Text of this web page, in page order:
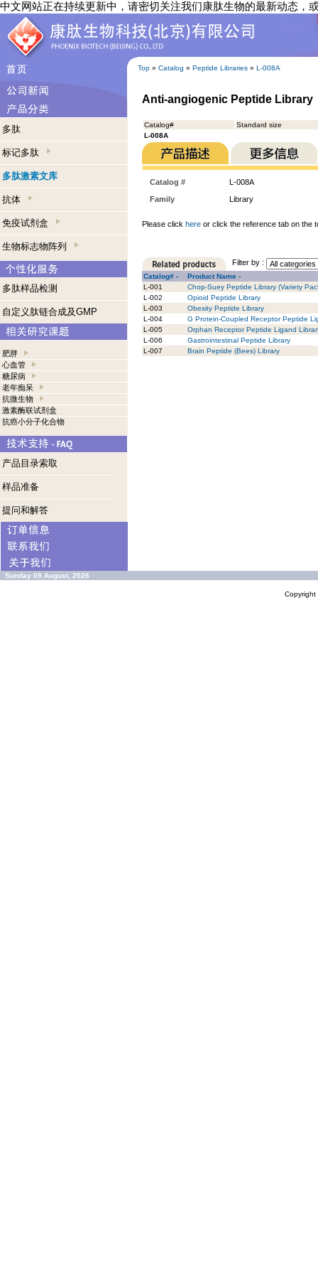
中文网站正在持续更新中，请密切关注我们康肽生物的最新动态，
Top » Catalog » Peptide Libraries » L-008A
多肽
标记多肽
多肽激素文库
抗体
免疫试剂盒
生物标志物阵列
多肽样品检测
自定义肽链合成及GMP
肥胖
心血管
糖尿病
老年痴呆
抗微生物
激素酶联试剂盒
抗癌小分子化合物
产品目录索取
样品准备
提问和解答
Anti-angiogenic Peptide Library
Catalog#
Standard size
L-008A
Catalog #
L-008A
Family
Library
Please click here or click the reference tab on the
Filter by :
Catalog# -
Product Name -
L-001
Chop-Suey Peptide Library (Variety
L-002
Opioid Peptide Library
L-003
Obesity Peptide Library
L-004
G Protein-Coupled Receptor Peptide
L-005
Orphan Receptor Peptide Ligand
L-006
Gastrointestinal Peptide Library
L-007
Brain Peptide (Bees) Library
Sunday 09 August, 2026